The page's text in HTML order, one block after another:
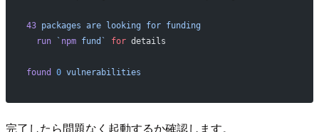
43 packages are looking for funding
  run
` npm fund` for details
found 0 vulnerabilities
完了したら問題なく起動するか確認します。